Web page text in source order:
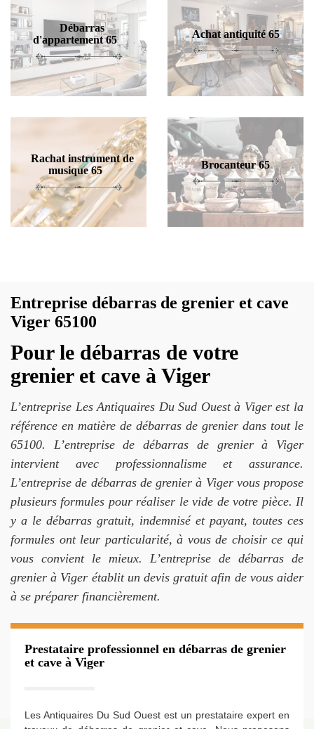
Débarras
d'appartement 65
Achat antiquité 65
Rachat instrument de
musique 65
Brocanteur 65
Entreprise débarras de grenier et cave
Viger 65100
Pour le débarras de votre
grenier et cave à Viger
L’entreprise Les Antiquaires Du Sud Ouest à Viger est la
référence en matière de débarras de grenier dans tout le
65100. L’entreprise de débarras de grenier à Viger
intervient avec professionnalisme et assurance.
L’entreprise de débarras de grenier à Viger vous propose
plusieurs formules pour réaliser le vide de votre pièce. Il
y a le débarras gratuit, indemnisé et payant, toutes ces
formules ont leur particularité, à vous de choisir ce qui
vous convient le mieux. L’entreprise de débarras de
grenier à Viger établit un devis gratuit afin de vous aider
à se préparer financièrement.
Prestataire professionnel en débarras de grenier
et cave à Viger
Les Antiquaires Du Sud Ouest est un prestataire expert en